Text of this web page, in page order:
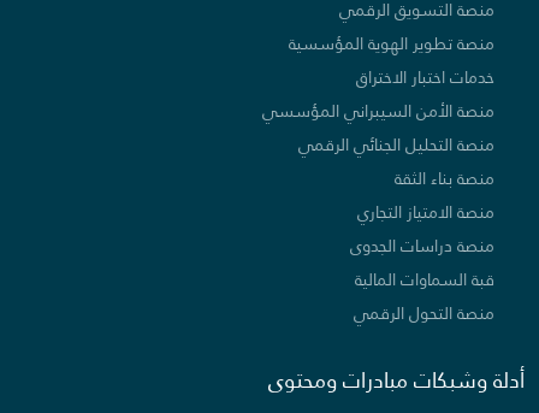
منصة التسويق الرقمي
منصة تطوير الهوية المؤسسية
خدمات اختبار الاختراق
منصة الأمن السيبراني المؤسسي
منصة التحليل الجنائي الرقمي
منصة بناء الثقة
منصة الامتياز التجاري
منصة دراسات الجدوى
قبة السماوات المالية
منصة التحول الرقمي
أدلة وشبكات مبادرات ومحتوى